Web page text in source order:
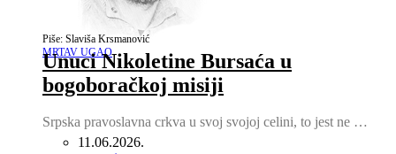
Piše: Slaviša Krsmanović
MRTAV UGAO
Unuci Nikoletine Bursaća u
bogoboračkoj misiji
Srpska pravoslavna crkva u svoj svojoj celini, to jest ne …
11.06.2026.